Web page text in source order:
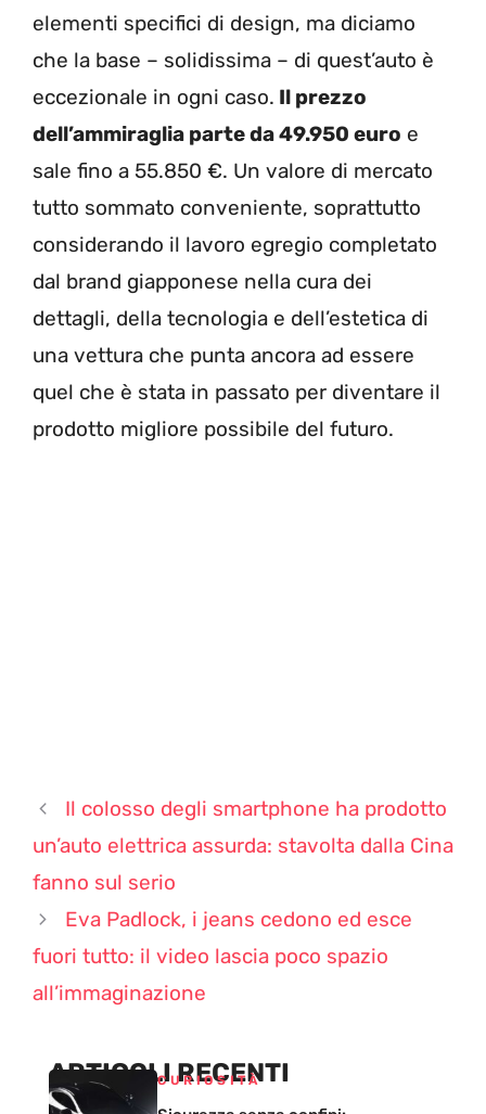
elementi specifici di design, ma diciamo
che la base – solidissima – di quest’auto è
eccezionale in ogni caso. Il prezzo
dell’ammiraglia parte da 49.950 euro e
sale fino a 55.850 €. Un valore di mercato
tutto sommato conveniente, soprattutto
considerando il lavoro egregio completato
dal brand giapponese nella cura dei
dettagli, della tecnologia e dell’estetica di
una vettura che punta ancora ad essere
quel che è stata in passato per diventare il
prodotto migliore possibile del futuro.
Il colosso degli smartphone ha prodotto
un’auto elettrica assurda: stavolta dalla Cina
fanno sul serio
Eva Padlock, i jeans cedono ed esce
fuori tutto: il video lascia poco spazio
all’immaginazione
ARTICOLI RECENTI
CURIOSITÀ